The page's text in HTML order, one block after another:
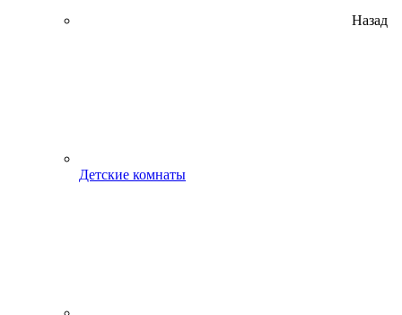
Назад
Детские комнаты